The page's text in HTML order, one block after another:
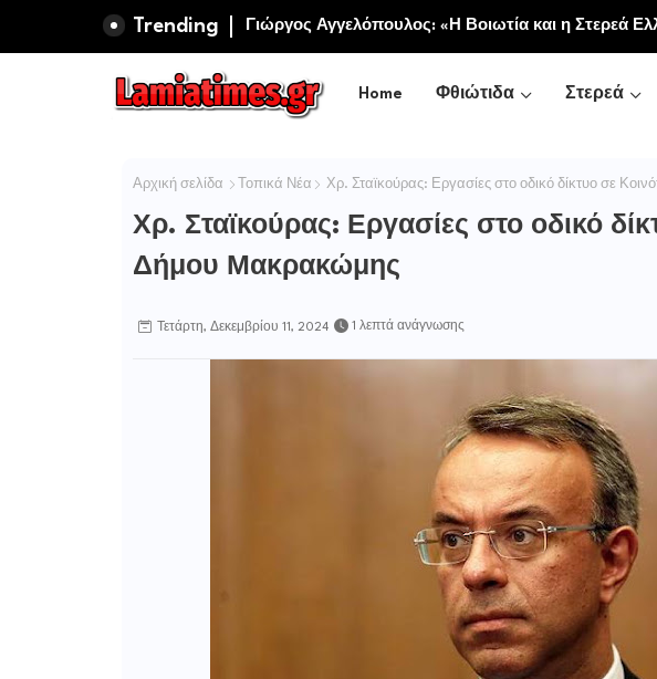
Trending Γιώργος Αγγελόπουλος: «Η Βοιωτία και η Στερεά
Πανηγυρίζει η Ιερά Σταυροπηγιακή και
Home Φθιώτιδα Στερεά
Αρχική σελίδα Τοπικά Νέα Χρ. Σταϊκούρας: Εργασίες στο οδικό δίκτυο σε
Χρ. Σταϊκούρας: Εργασίες στο οδικό
Δήμου Μακρακώμης
Τετάρτη, Δεκεμβρίου 11, 2024 1 λεπτά ανάγνωσης